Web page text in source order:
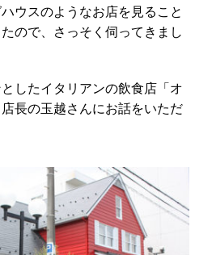
ウスのようなお店を見ること
ので、さっそく伺ってきまし
したイタリアンの飲食店「オ
長の玉越さんにお話をいただ